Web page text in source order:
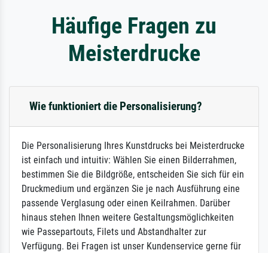
Häufige Fragen zu
Meisterdrucke
Wie funktioniert die Personalisierung?
Die Personalisierung Ihres Kunstdrucks bei Meisterdrucke
ist einfach und intuitiv: Wählen Sie einen Bilderrahmen,
bestimmen Sie die Bildgröße, entscheiden Sie sich für ein
Druckmedium und ergänzen Sie je nach Ausführung eine
passende Verglasung oder einen Keilrahmen. Darüber
hinaus stehen Ihnen weitere Gestaltungsmöglichkeiten
wie Passepartouts, Filets und Abstandhalter zur
Verfügung. Bei Fragen ist unser Kundenservice gerne für